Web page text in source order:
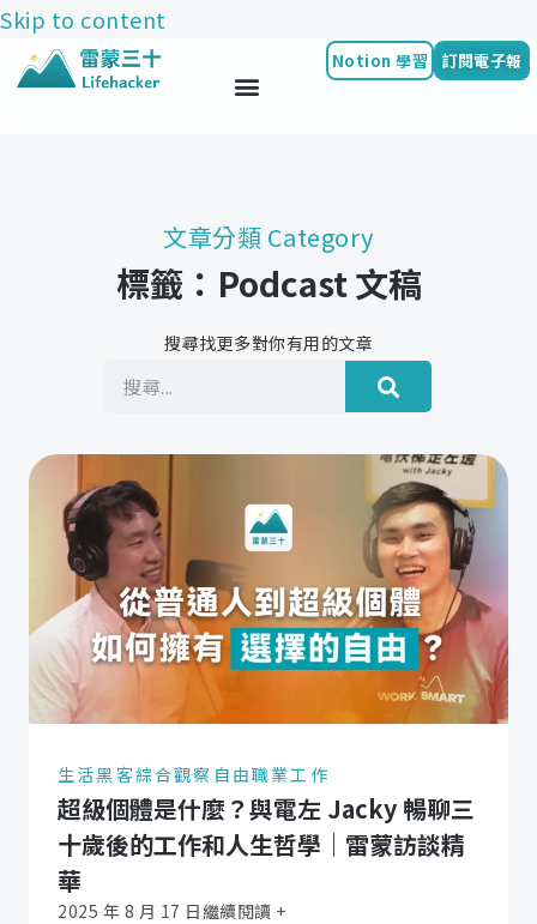
Skip to content
Notion 學習 訂閱電子報
文章分類 Category
標籤：Podcast 文稿
搜尋找更多對你有用的文章
生活黑客綜合觀察 自由職業工作
超級個體是什麼？與電左 Jacky 暢聊三
十歲後的工作和人生哲學｜雷蒙訪談精
華
2025 年 8 月 17 日 繼續閱讀 +